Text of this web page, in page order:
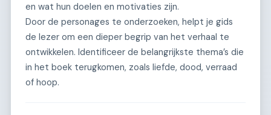
en wat hun doelen en motivaties zijn.
Door de personages te onderzoeken, helpt je gids
de lezer om een dieper begrip van het verhaal te
ontwikkelen. Identificeer de belangrijkste thema’s die
in het boek terugkomen, zoals liefde, dood, verraad
of hoop.